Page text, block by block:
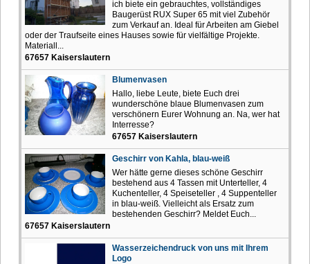
ich biete ein gebrauchtes, vollständiges
Baugerüst RUX Super 65 mit viel Zubehör
zum Verkauf an. Ideal für Arbeiten am Giebel
oder der Traufseite eines Hauses sowie für vielfältige Projekte.
Materiall...
67657 Kaiserslautern
Blumenvasen
Hallo, liebe Leute, biete Euch drei
wunderschöne blaue Blumenvasen zum
verschönern Eurer Wohnung an. Na, wer hat
Interresse?
67657 Kaiserslautern
Geschirr von Kahla, blau-weiß
Wer hätte gerne dieses schöne Geschirr
bestehend aus 4 Tassen mit Unterteller, 4
Kuchenteller, 4 Speiseteller , 4 Suppenteller
in blau-weiß. Vielleicht als Ersatz zum
bestehenden Geschirr? Meldet Euch...
67657 Kaiserslautern
Wasserzeichendruck von uns mit Ihrem
Logo